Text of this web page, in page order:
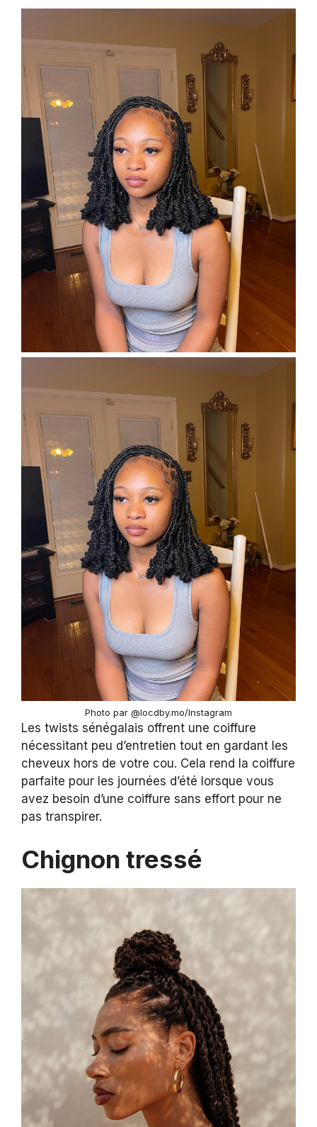
Photo par @locdby.mo/Instagram
Les twists sénégalais offrent une coiffure
nécessitant peu d’entretien tout en gardant les
cheveux hors de votre cou. Cela rend la coiffure
parfaite pour les journées d’été lorsque vous
avez besoin d’une coiffure sans effort pour ne
pas transpirer.
Chignon tressé